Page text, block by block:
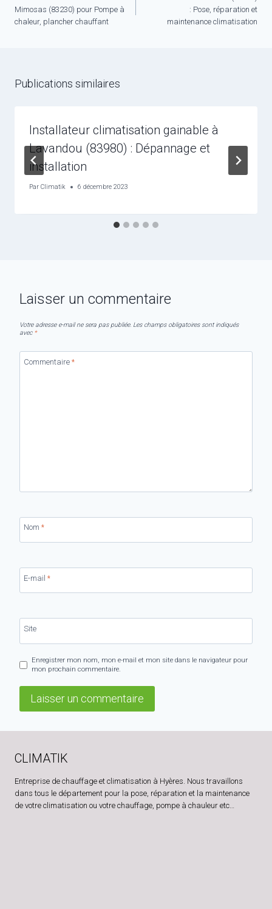
l’article
Mimosas (83230) pour Pompe à
chaleur, plancher chauffant
: Pose, réparation et
maintenance climatisation
Publications similaires
Installateur climatisation gainable à
Lavandou (83980) : Dépannage et
installation
Par Climatik 6 décembre 2023
Laisser un commentaire
Votre adresse e-mail ne sera pas publiée. Les champs obligatoires sont indiqués
avec *
Commentaire *
Nom *
E-mail *
Site
Enregistrer mon nom, mon e-mail et mon site dans le navigateur pour
mon prochain commentaire.
CLIMATIK
Entreprise de chauffage et climatisation à Hyères. Nous travaillons
dans tous le département pour la pose, réparation et la maintenance
de votre climatisation ou votre chauffage, pompe à chauleur etc…